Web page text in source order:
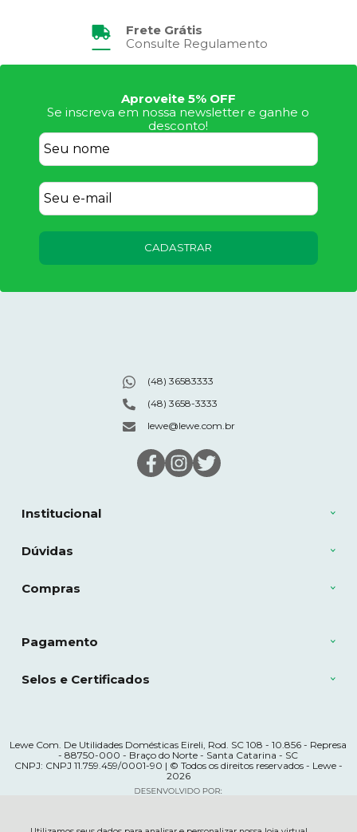
Frete Grátis
Consulte Regulamento
Aproveite 5% OFF
Se inscreva em nossa newsletter e ganhe o
desconto!
CADASTRAR
Institucional
Dúvidas
Compras
(48) 36583333
(48) 3658-3333
lewe@lewe.com.br
Pagamento
Selos e Certificados
Lewe Com. De Utilidades Domésticas Eireli, Rod. SC 108 - 10.856 - Represa
- 88750-000 - Braço do Norte - Santa Catarina - SC
CNPJ: CNPJ 11.759.459/0001-90 | © Todos os direitos reservados - Lewe -
2026